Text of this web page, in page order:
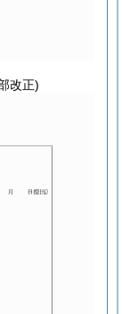
改正)